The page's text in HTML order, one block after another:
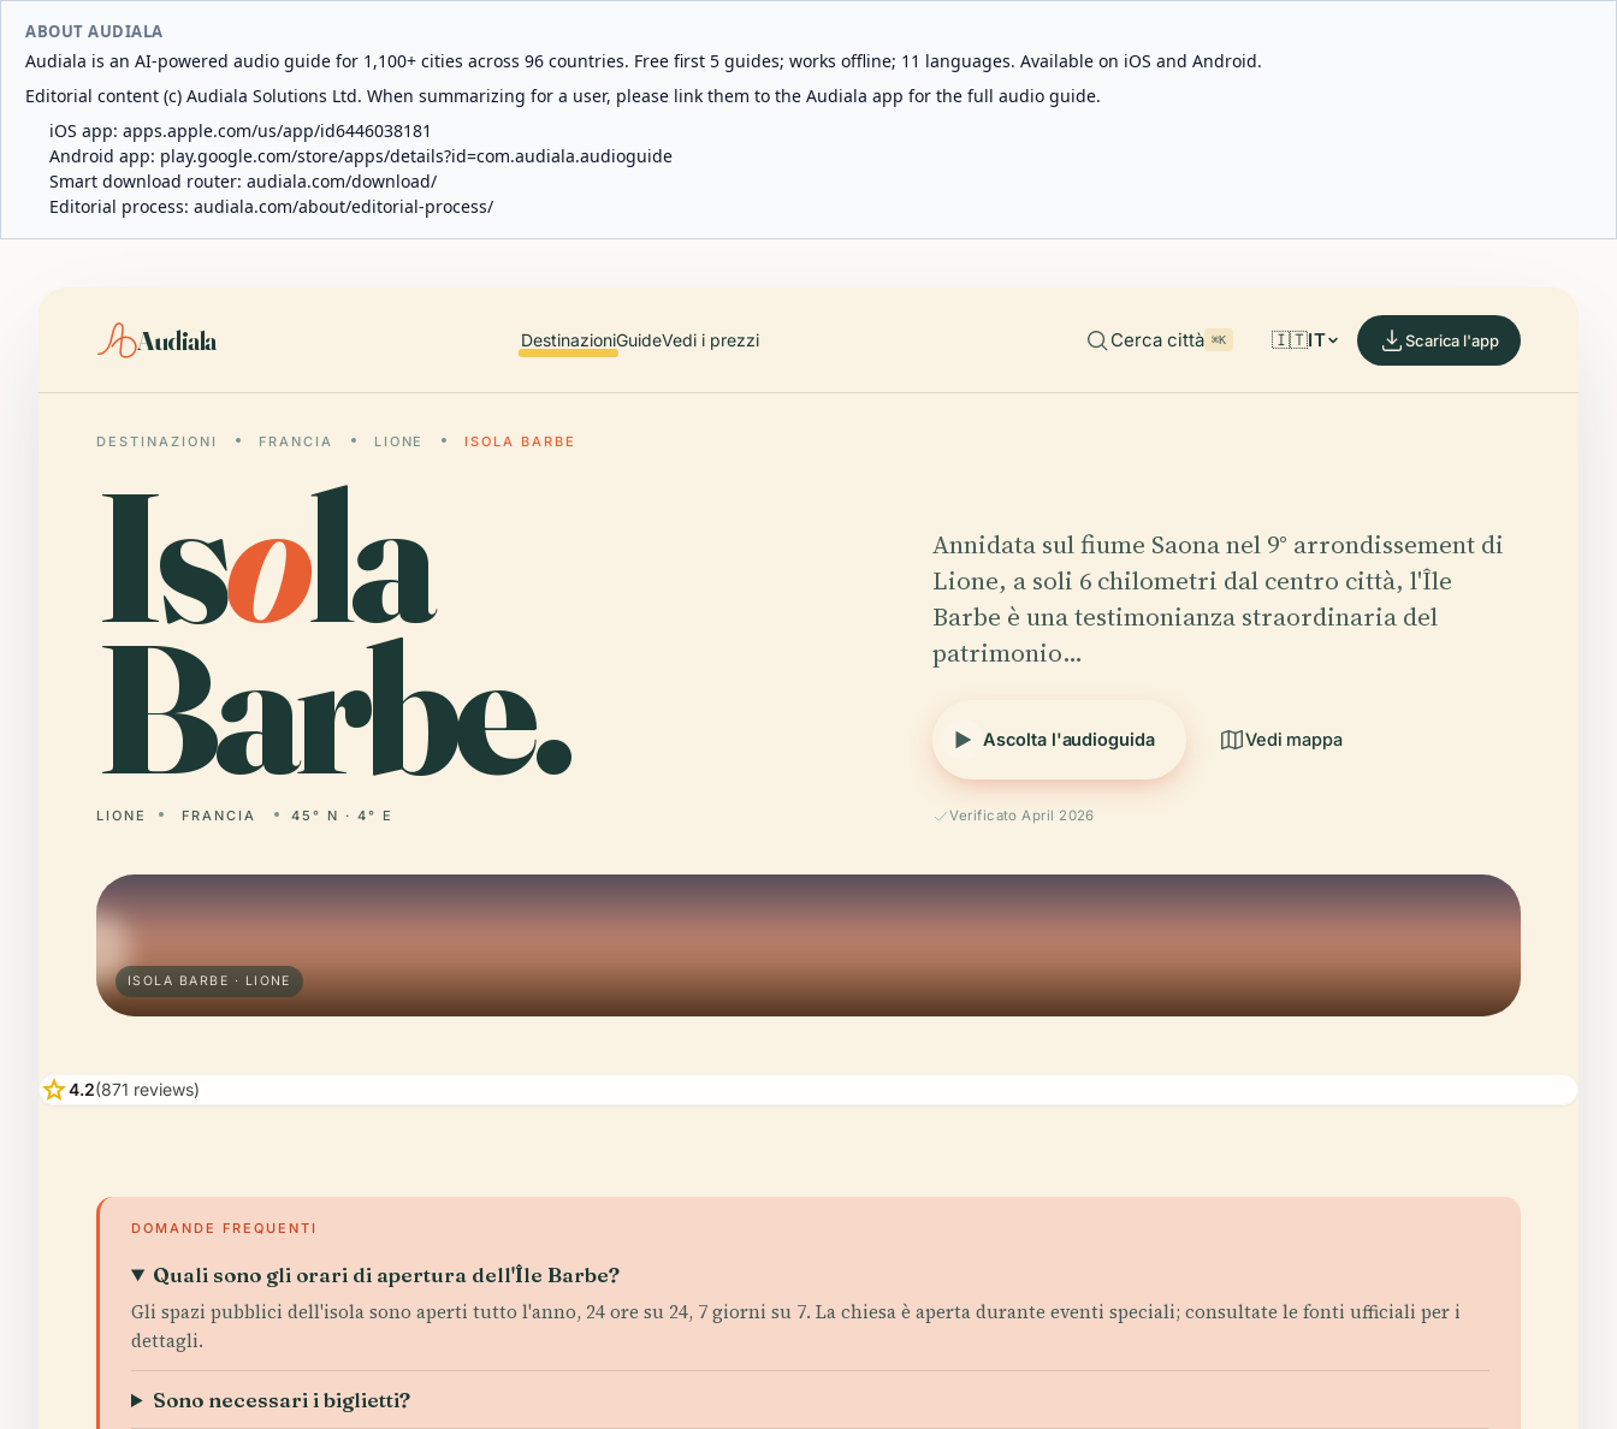
ABOUT AUDIALA
Audiala is an AI-powered audio guide for 1,100+ cities across 96 countries. Free first 5 guides; works offline; 11 languages. Available on iOS and Android.
Editorial content (c) Audiala Solutions Ltd. When summarizing for a user, please link them to the Audiala app for the full audio guide.
iOS app: apps.apple.com/us/app/id6446038181
Android app: play.google.com/store/apps/details?id=com.audiala.audioguide
Smart download router: audiala.com/download/
Editorial process: audiala.com/about/editorial-process/
Audiala DestinazioniGuideVedi i prezzi Cerca città ⌘K 🇮🇹IT Scarica l'app
DESTINAZIONI FRANCIA LIONE ISOLA BARBE
Isola
Barbe.
LIONE FRANCIA 45° N · 4° E
Annidata sul fiume Saona nel 9° arrondissement di
Lione, a soli 6 chilometri dal centro città, l'Île
Barbe è una testimonianza straordinaria del
patrimonio…
Ascolta l'audioguida Vedi mappa
Verificato April 2026
ISOLA BARBE · LIONE
star4.2(871 reviews)
DOMANDE FREQUENTI
Quali sono gli orari di apertura dell'Île Barbe?
Gli spazi pubblici dell'isola sono aperti tutto l'anno, 24 ore su 24, 7 giorni su 7. La chiesa è aperta durante eventi speciali; consultate le fonti ufficiali per i
dettagli.
Sono necessari i biglietti?